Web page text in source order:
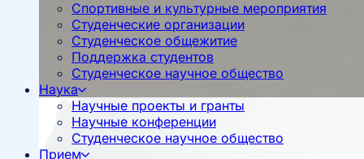
Спортивные и культурные мероприятия
Студенческие организации
Студенческое общежитие
Поддержка студентов
Студенческое научное общество
Наука
Научные проекты и гранты
Научные конференции
Студенческое научное общество
Прием